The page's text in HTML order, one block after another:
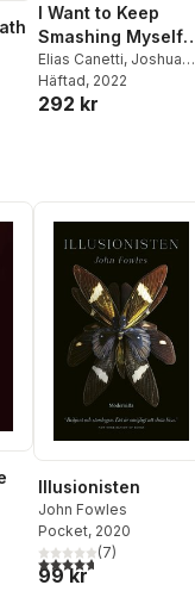
I Want to Keep
Smashing Myself
Until I Am Whole
Elias Canetti, Joshua
Cohen
Häftad, 2022
292 kr
antal röster:
Illusionisten
John Fowles
Pocket, 2020
4,7utav 5 stjärnor.
(7)
99 kr